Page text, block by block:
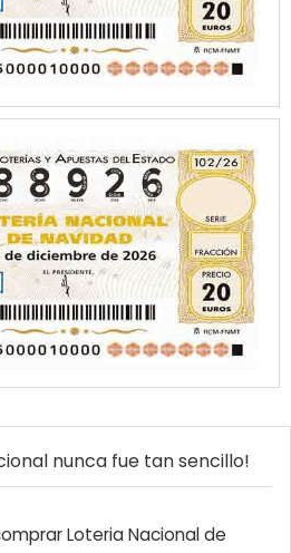
nunca fue tan sencillo!
Loteria Nacional de